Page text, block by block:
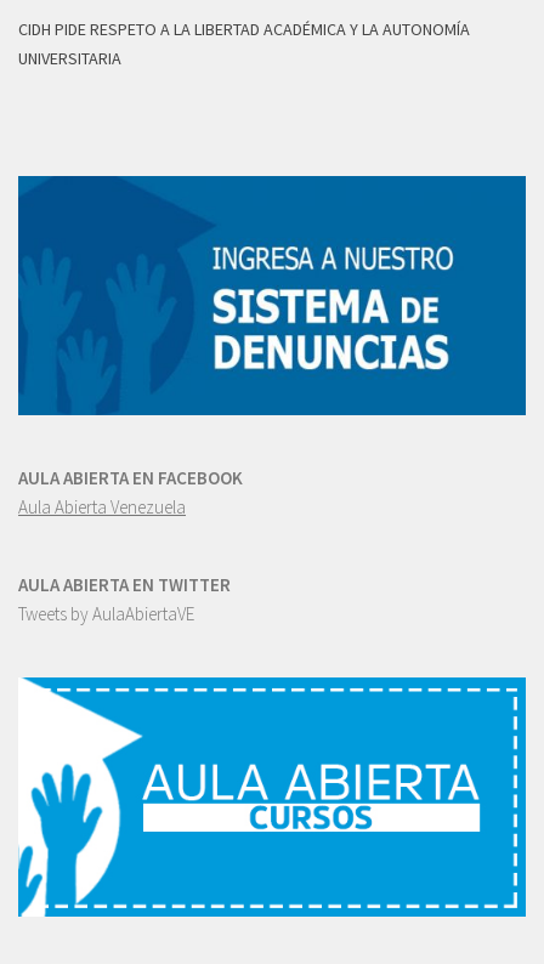
CIDH PIDE RESPETO A LA LIBERTAD ACADÉMICA Y LA AUTONOMÍA
UNIVERSITARIA
AULA ABIERTA EN FACEBOOK
Aula Abierta Venezuela
AULA ABIERTA EN TWITTER
Tweets by AulaAbiertaVE